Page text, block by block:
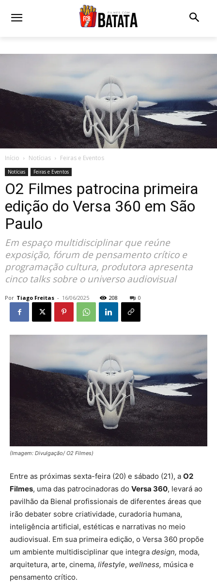
Início Notícias Feiras e Eventos
Notícias Feiras e Eventos
O2 Filmes patrocina primeira
edição do Versa 360 em São
Paulo
Em espaço multidisciplinar que reúne
exposição, fórum de pensamento crítico e
programação cultura, produtora apresenta
cinco talks sobre o universo audiovisual
Por Tiago Freitas - 16/06/2025 208 0
(Imagem: Divulgação/ O2 Filmes)
Entre as próximas sexta-feira (20) e sábado (21), a O2
Filmes, uma das patrocinadoras do Versa 360, levará ao
pavilhão da Bienal profissionais de diferentes áreas que
irão debater sobre criatividade, curadoria humana,
inteligência artificial, estéticas e narrativas no meio
audiovisual. Em sua primeira edição, o Versa 360 propõe
um ambiente multidisciplinar que integra design, moda,
arquitetura, arte, cinema, lifestyle, wellness, música e
pensamento crítico.